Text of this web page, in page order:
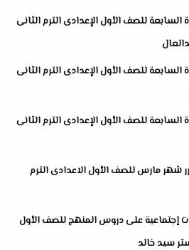
السابعة للصف الأول الإعدادى الترم الثانى
السابعة للصف الأول الإعدادى الترم الثانى
السابعة للصف الأول الإعدادى الترم الثانى
شهر مارس للصف الأول الاعدادى الترم
إجتماعية على دروس المنهج للصف الأول
سيد خالد